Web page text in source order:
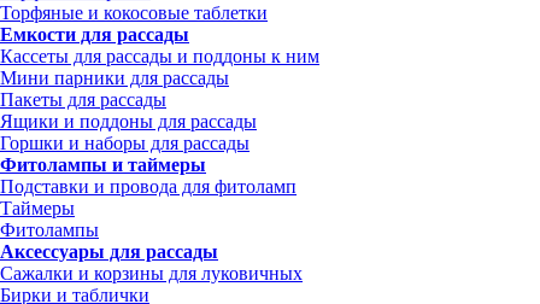
Торфяные и кокосовые таблетки
Емкости для рассады
Кассеты для рассады и поддоны к ним
Мини парники для рассады
Пакеты для рассады
Ящики и поддоны для рассады
Горшки и наборы для рассады
Фитолампы и таймеры
Подставки и провода для фитоламп
Таймеры
Фитолампы
Аксессуары для рассады
Сажалки и корзины для луковичных
Бирки и таблички